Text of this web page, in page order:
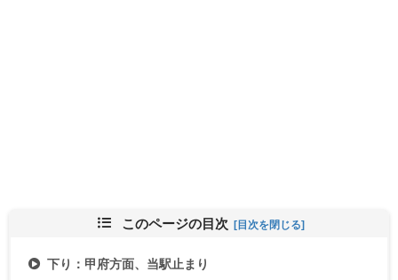
このページの目次
下り：甲府方面、当駅止まり